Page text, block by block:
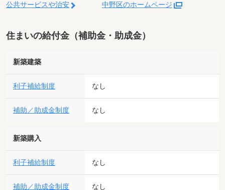
公共サービスや治安 中野区のホームページ
住まいの給付金（補助金・助成金）
新築建築
利子補給制度 なし
補助／助成金制度 なし
新築購入
利子補給制度 なし
補助／助成金制度 なし